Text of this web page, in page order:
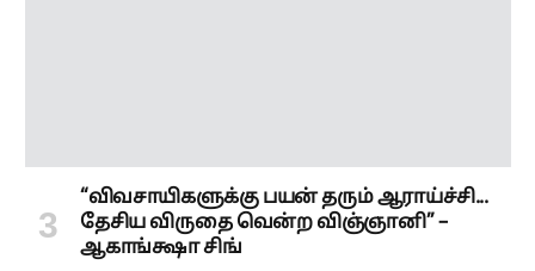
“விவசாயிகளுக்கு பயன் தரும் ஆராய்ச்சி...
தேசிய விருதை வென்ற விஞ்ஞானி” –
ஆகாங்க்ஷா சிங்